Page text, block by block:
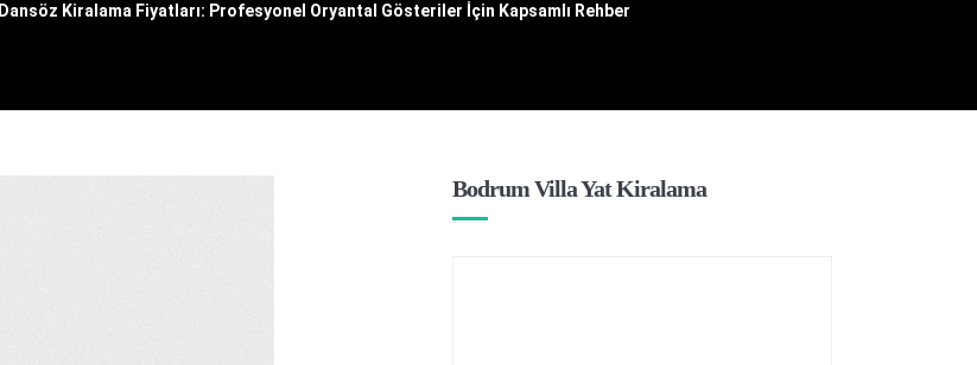
Dansöz Kiralama Fiyatları: Profesyonel Oryantal Gösteriler İçin Kapsamlı Rehber
Bodrum Villa Yat Kiralama